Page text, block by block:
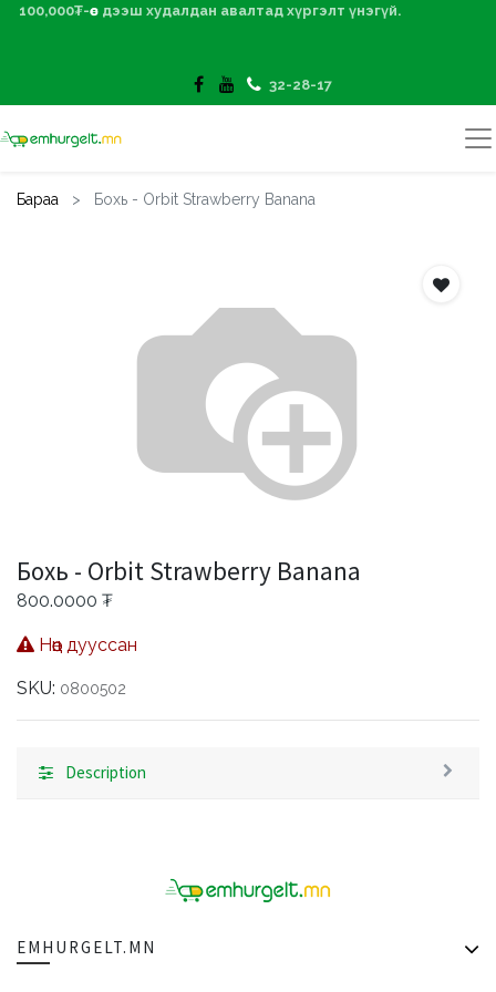
100,000₮-өөс дээш худалдан авалтад хүргэлт үнэгүй.
32-28-17
Бараа Бохь - Orbit Strawberry Banana
Бохь - Orbit Strawberry Banana
800.0000 ₮
Нөөц дууссан
SKU: 0800502
Description
EMHURGELT.MN